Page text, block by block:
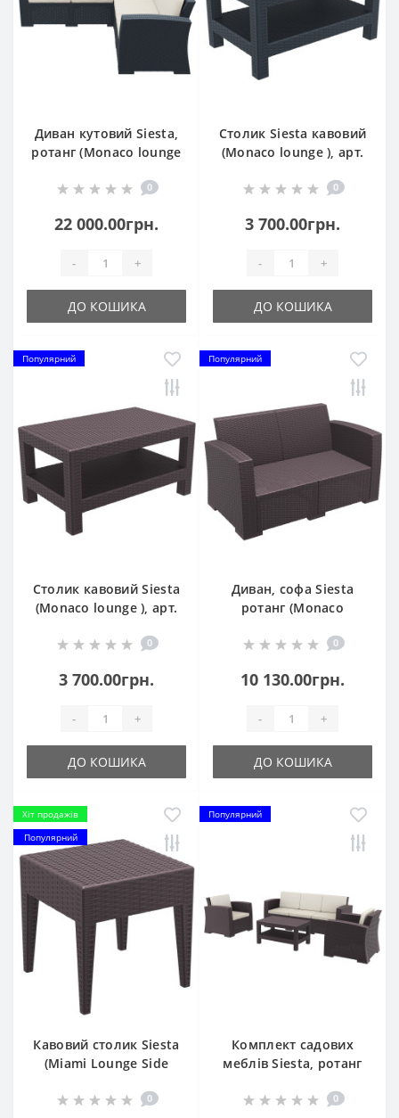
Диван кутовий Siesta,
ротанг (Monaco lounge
Grey
0
22 000.00грн.
- +
ДО КОШИКА
Столик Siesta кавовий
(Monaco lounge ), арт.
0
3 700.00грн.
- +
ДО КОШИКА
Популярний
Столик кавовий Siesta
(Monaco lounge ), арт.
0
3 700.00грн.
- +
ДО КОШИКА
Популярний
Диван, софа Siesta
ротанг (Monaco
Brown
0
10 130.00грн.
- +
ДО КОШИКА
Хіт продажів
Популярний
Кавовий столик Siesta
(Miami Lounge Side
0
Популярний
Комплект садових
меблів Siesta, ротанг
XL, 836 Brown
0